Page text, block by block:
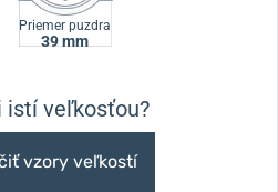
Priemer puzdra
39 mm
istí veľkosťou?
vzory veľkostí